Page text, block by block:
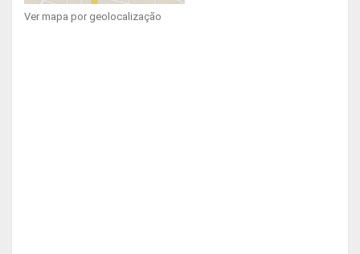
Ver mapa por geolocalização